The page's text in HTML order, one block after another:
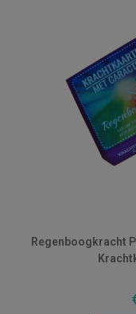
Regenboogkracht